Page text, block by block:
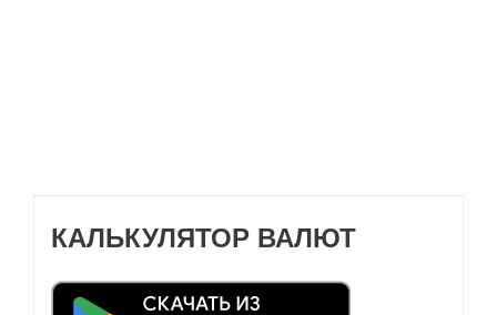
КАЛЬКУЛЯТОР ВАЛЮТ